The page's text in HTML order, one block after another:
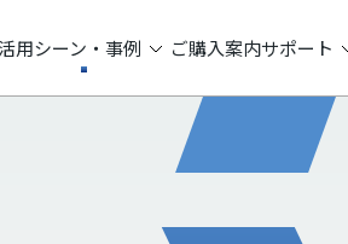
用シーン・事例 ご購入案内サポート